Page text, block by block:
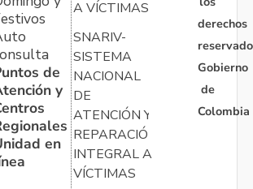
de
y
en
A VÍCTIMAS
SNARIV-
SISTEMA
NACIONAL
DE
ATENCIÓN Y
REPARACIÓN
INTEGRAL A
VÍCTIMAS
derechos
Gobierno
de
Colombia